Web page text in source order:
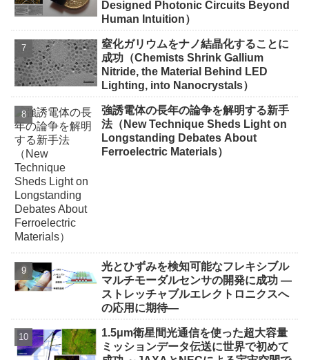
Designed Photonic Circuits Beyond
Human Intuition）
窒化ガリウムをナノ結晶化することに
成功（Chemists Shrink Gallium
Nitride, the Material Behind LED
Lighting, into Nanocrystals）
強誘電体の長年の論争を解明する新手
法（New Technique Sheds Light on
Longstanding Debates About
Ferroelectric Materials）
光とひずみを検知可能なフレキシブル
マルチモーダルセンサの開発に成功 ―
ストレッチャブルエレクトロニクスへ
の応用に期待―
1.5μm衛星間光通信を使った超大容量
ミッションデータ伝送に世界で初めて